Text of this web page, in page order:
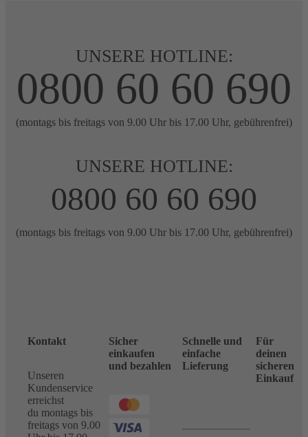
UNSERE HOTLINE:
0800 60 60 690
(montags bis freitags von 9.00 Uhr bis 17.00 Uhr, gebührenfrei)
UNSERE HOTLINE:
0800 60 60 690
(montags bis freitags von 9.00 Uhr bis 17.00 Uhr, gebührenfrei)
Kontakt
Unseren
Kundenservice
erreichst
du montags bis
freitags von 9.00
Sicher
einkaufen
und bezahlen
Schnelle und
einfache
Lieferung
Für
deinen
sicheren
Einkauf